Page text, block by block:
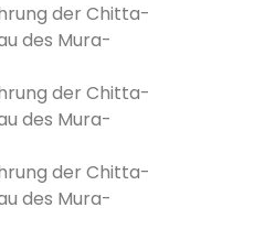
der Chitta-
des Mura-
der Chitta-
des Mura-
der Chitta-
des Mura-